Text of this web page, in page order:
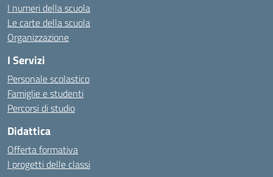
I numeri della scuola
Le carte della scuola
Organizzazione
I Servizi
Personale scolastico
Famiglie e studenti
Percorsi di studio
Didattica
Offerta formativa
I progetti delle classi